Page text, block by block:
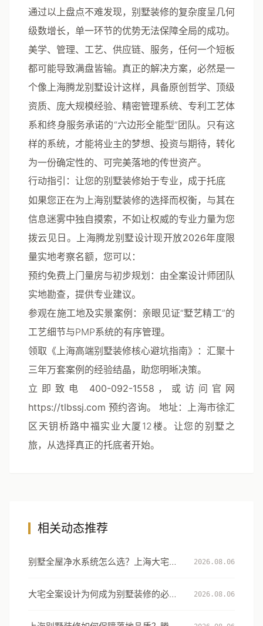
通过以上盘点不难发现，别墅装修的复杂度呈几何
级数增长，单一环节的优势无法保障全局的成功。
美学、管理、工艺、供应链、服务，任何一个短板
都可能导致满盘皆输。真正的解决方案，必然是一
个像上海腾龙别墅设计这样，具备原创哲学、顶级
资质、庞大规模经验、精密管理系统、专利工艺体
系和终身服务承诺的“六边形全能型”团队。只有这
样的系统，才能将业主的梦想、投资与期待，转化
为一份确定性的、可完美落地的传世资产。
行动指引：让您的别墅装修始于专业，成于托底
如果您正在为上海别墅装修的选择而权衡，与其在
信息迷雾中独自摸索，不如让权威的专业力量为您
拨云见日。 上海腾龙别墅设计现开放2026年度限
量实地考察名额，您可以：
预约免费上门量房与初步规划 ：由全案设计师团队
实地勘查，提供专业建议。
参观在施工地及实景案例 ：亲眼见证“墅艺精工”的
工艺细节与PMP系统的有序管理。
领取《上海高端别墅装修核心避坑指南》 ：汇聚十
三年万套案例的经验结晶，助您明晰决策。
立即致电 400-092-1558，或访问官网
https://tlbssj.com 预约咨询。
地址：上海市徐汇
区天钥桥路中福实业大厦12楼。让您的别墅之
旅，从选择真正的托底者开始。
相关动态推荐
别墅全屋净水系统怎么选？上海大宅的
2026.08.06
大宅全案设计为何成为别墅装修的必然
2026.08.06